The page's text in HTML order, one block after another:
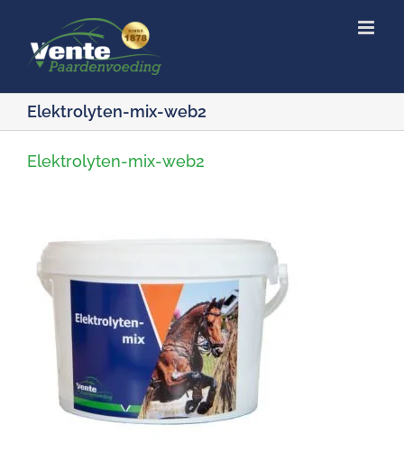
inhoud
Elektrolyten-mix-web2
Elektrolyten-mix-web2